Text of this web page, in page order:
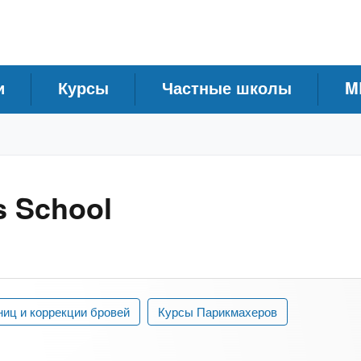
Курсы Частные школы
School
и коррекции бровей Курсы Парикмахеров